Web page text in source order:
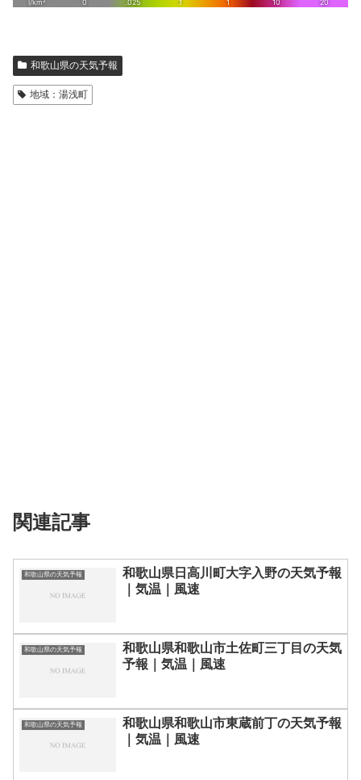
和歌山県の天気予報
地域：湯浅町
関連記事
和歌山県の天気予報
和歌山県日高川町大字入野の天気予報
｜気温｜風速
和歌山県の天気予報
和歌山県和歌山市土佐町三丁目の天気
予報｜気温｜風速
和歌山県の天気予報
和歌山県和歌山市東蔵前丁の天気予報
｜気温｜風速